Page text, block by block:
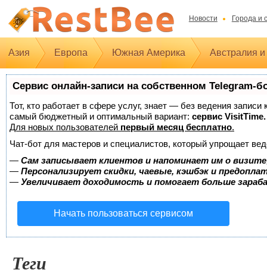
Новости Города и
Азия Европа Южная Америка Австралия
Сервис онлайн-записи на собственном Telegram-
Тот, кто работает в сфере услуг, знает — без ведения
самый бюджетный и оптимальный вариант: сервис VisitTime.
Для новых пользователей первый месяц бесплатно.
Чат-бот для мастеров и специалистов, который упрощает
— Сам записывает клиентов и напоминает им о
— Персонализирует скидки, чаевые, кэшбэк и
— Увеличивает доходимость и помогает больше
Начать пользоваться сервисом
Теги